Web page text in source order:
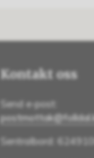
Kontakt oss
Send e-post:
Sentralbord: